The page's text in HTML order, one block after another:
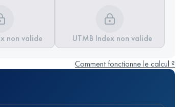
non valide UTMB Index non valide
Comment fonctionne le calcul ?